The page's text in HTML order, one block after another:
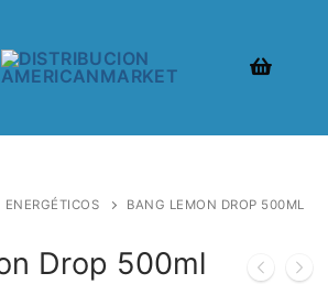
ENERGÉTICOS
BANG LEMON DROP 500ML
Drop 500ml